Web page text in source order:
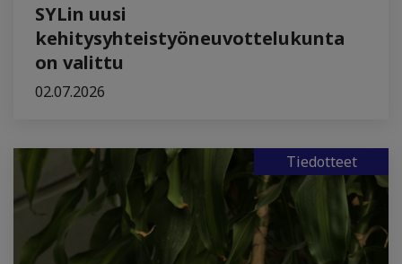
SYLin uusi
kehitysyhteistyöneuvottelukunta
on valittu
02.07.2026
Tiedotteet